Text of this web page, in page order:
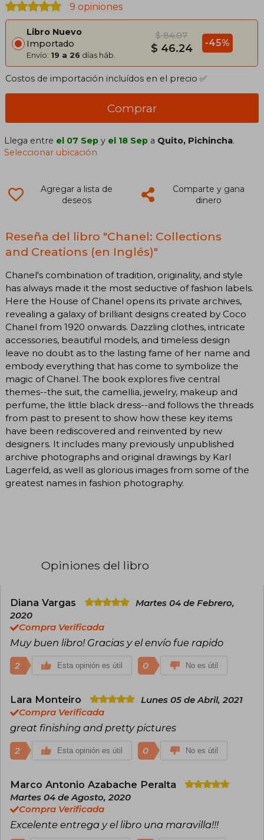
9 opiniones
Libro Nuevo
Importado
Envío: 19 a 26 días háb.
$ 84.07
$ 46.24 -45%
Costos de importación incluídos en el precio ✅
Comprar
Llega entre el 07 Sep y el 18 Sep a Quito, Pichincha.
Seleccionar ubicación
Agregar a lista de
deseos
Comparte y gana
dinero
Reseña del libro "Chanel: Collections
and Creations (en Inglés)"
Chanel's combination of tradition, originality, and style
has always made it the most seductive of fashion labels.
Here the House of Chanel opens its private archives,
revealing a galaxy of brilliant designs created by Coco
Chanel from 1920 onwards. Dazzling clothes, intricate
accessories, beautiful models, and timeless design
leave no doubt as to the lasting fame of her name and
embody everything that has come to symbolize the
magic of Chanel. The book explores five central
themes--the suit, the camellia, jewelry, makeup and
perfume, the little black dress--and follows the threads
from past to present to show how these key items
have been rediscovered and reinvented by new
designers. It includes many previously unpublished
archive photographs and original drawings by Karl
Lagerfeld, as well as glorious images from some of the
greatest names in fashion photography.
Opiniones del libro
Diana Vargas
Martes 04 de Febrero,
2020
Compra Verificada
Muy buen libro! Gracias y el envío fue rapido
2 Esta opinión es útil 0 No es útil
Lara Monteiro
Lunes 05 de Abril, 2021
Compra Verificada
great finishing and pretty pictures
2 Esta opinión es útil 0 No es útil
Marco Antonio Azabache Peralta
Martes 04 de Agosto, 2020
Compra Verificada
Excelente entrega y el libro una maravilla!!!